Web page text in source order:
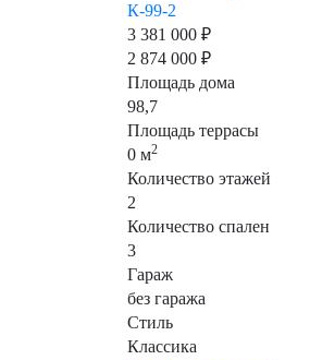
К-99-2
3 381 000 ₽
2 874 000 ₽
Площадь дома
98,7
Площадь террасы
0 м2
Количество этажей
2
Количество спален
3
Гараж
без гаража
Стиль
Классика